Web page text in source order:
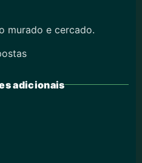
murado e cercado.
adicionais